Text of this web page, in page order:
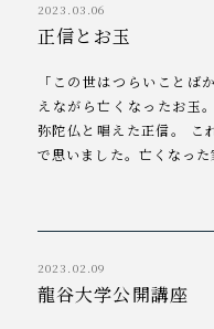
2023.03.06
正信とお玉
「この世はつらいことば
えながら亡くなったお玉
弥陀仏と唱えた正信。 こ
で思いました。亡くなっ
2023.02.09
龍谷大学公開講座